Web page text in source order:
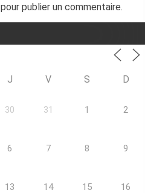
pour publier un commentaire.
J V S D
30 31 1 2
6 7 8 9
13 14 15 16